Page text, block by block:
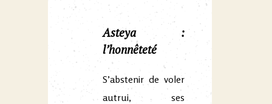
Asteya :
l’honnêteté
S’abstenir de voler
autrui, ses